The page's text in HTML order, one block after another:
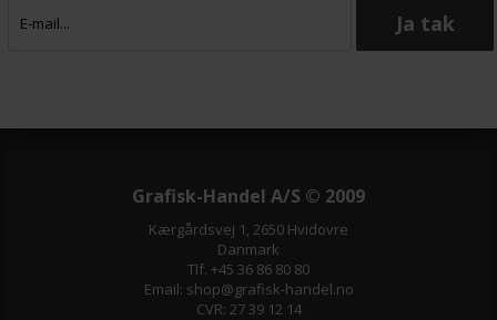
Grafisk-Handel A/S © 2009
Kærgårdsvej 1, 2650 Hvidovre
Danmark
Tlf. +45 36 86 80 80
Email: shop@grafisk-handel.no
CVR: 27 39 12 14